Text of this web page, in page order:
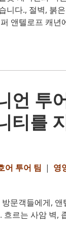
니다., 절벽, 붉
앤텔로프 캐년
언 투
티를
어 투어 팀 | 영
문객들에게, 앤
흐르는 사암 벽,